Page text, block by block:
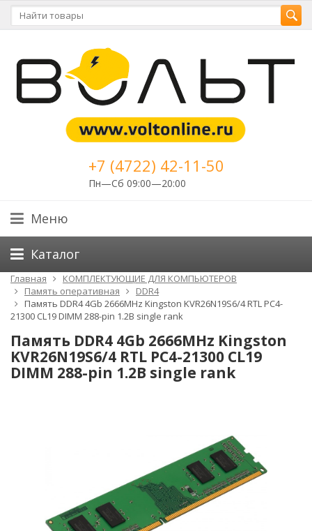
+7 (4722) 42-11-50
Пн—Сб 09:00—20:00
Меню
Каталог
Главная
КОМПЛЕКТУЮЩИЕ ДЛЯ КОМПЬЮТЕРОВ
Память оперативная
DDR4
Память DDR4 4Gb 2666MHz Kingston KVR26N19S6/4 RTL PC4-
21300 CL19 DIMM 288-pin 1.2В single rank
Память DDR4 4Gb 2666MHz Kingston
KVR26N19S6/4 RTL PC4-21300 CL19
DIMM 288-pin 1.2В single rank